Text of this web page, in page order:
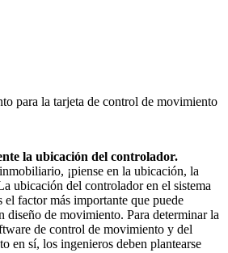
para la tarjeta de control de movimiento
la ubicación del controlador.
¡piense en la ubicación, la
ubicación del controlador en el sistema
factor más importante que puede
de movimiento. Para determinar la
de control de movimiento y del
en sí, los ingenieros deben plantearse